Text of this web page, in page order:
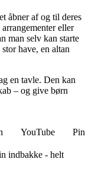
åbner af og til deres
eller
man selv kan starte
have, en altan
en tavle. Den kan
– og give børn
YouTube
indbakke - helt